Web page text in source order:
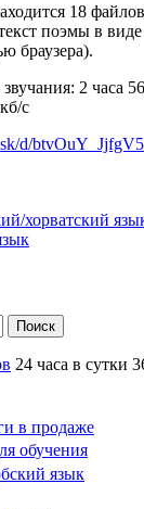
18
поэмы в
браузера).
2 часа
с
d/btvOuY_JjfgV5
хорватский
24 часа в сутки
в продаже
обучения
язык